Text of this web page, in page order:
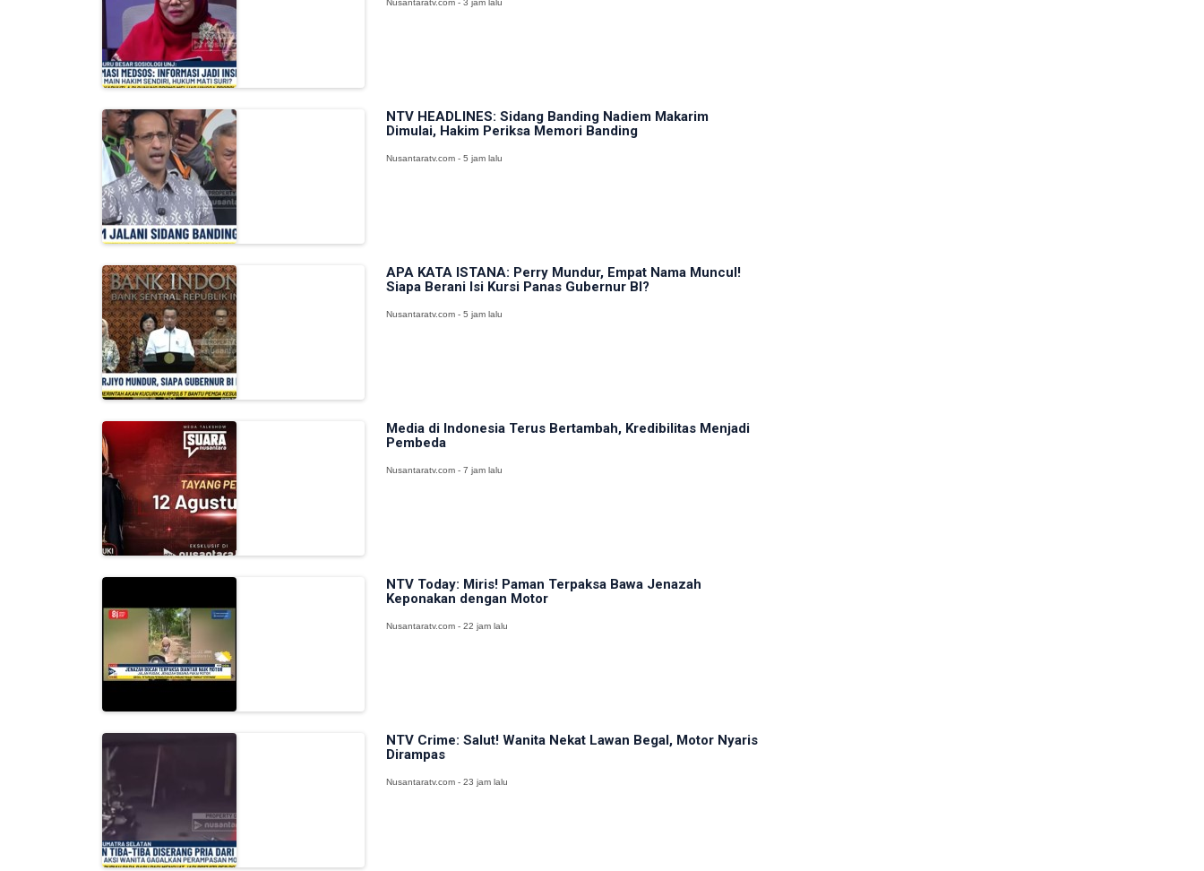
Nusantaratv.com - 3 jam lalu
NTV HEADLINES: Sidang Banding Nadiem Makarim
Dimulai, Hakim Periksa Memori Banding
Nusantaratv.com - 5 jam lalu
APA KATA ISTANA: Perry Mundur, Empat Nama Muncul!
Siapa Berani Isi Kursi Panas Gubernur BI?
Nusantaratv.com - 5 jam lalu
Media di Indonesia Terus Bertambah, Kredibilitas Menjadi
Pembeda
Nusantaratv.com - 7 jam lalu
NTV Today: Miris! Paman Terpaksa Bawa Jenazah
Keponakan dengan Motor
Nusantaratv.com - 22 jam lalu
NTV Crime: Salut! Wanita Nekat Lawan Begal, Motor Nyaris
Dirampas
Nusantaratv.com - 23 jam lalu